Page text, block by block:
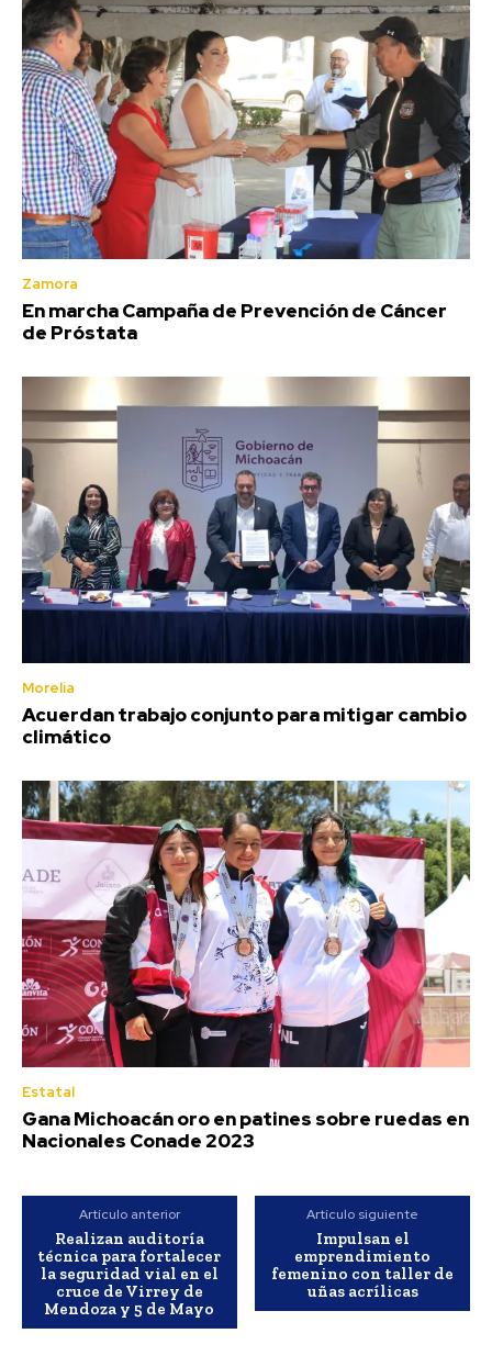
Zamora
En marcha Campaña de Prevención de Cáncer
de Próstata
Morelia
Acuerdan trabajo conjunto para mitigar cambio
climático
Estatal
Gana Michoacán oro en patines sobre ruedas en
Nacionales Conade 2023
Artículo anterior
Realizan auditoría
técnica para fortalecer
la seguridad vial en el
cruce de Virrey de
Mendoza y 5 de Mayo
Artículo siguiente
Impulsan el
emprendimiento
femenino con taller de
uñas acrílicas